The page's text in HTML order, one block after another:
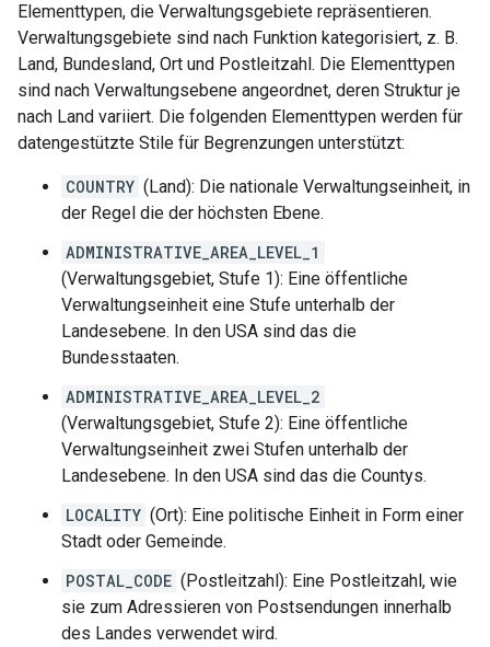
Elementtypen, die Verwaltungsgebiete repräsentieren.
Verwaltungsgebiete sind nach Funktion kategorisiert, z. B.
Land, Bundesland, Ort und Postleitzahl. Die Elementtypen
sind nach Verwaltungsebene angeordnet, deren Struktur je
nach Land variiert. Die folgenden Elementtypen werden für
datengestützte Stile für Begrenzungen unterstützt:
COUNTRY (Land): Die nationale Verwaltungseinheit, in
der Regel die der höchsten Ebene.
ADMINISTRATIVE_AREA_LEVEL_1
(Verwaltungsgebiet, Stufe 1): Eine öffentliche
Verwaltungseinheit eine Stufe unterhalb der
Landesebene. In den USA sind das die
Bundesstaaten.
ADMINISTRATIVE_AREA_LEVEL_2
(Verwaltungsgebiet, Stufe 2): Eine öffentliche
Verwaltungseinheit zwei Stufen unterhalb der
Landesebene. In den USA sind das die Countys.
LOCALITY (Ort): Eine politische Einheit in Form einer
Stadt oder Gemeinde.
POSTAL_CODE (Postleitzahl): Eine Postleitzahl, wie
sie zum Adressieren von Postsendungen innerhalb
des Landes verwendet wird.